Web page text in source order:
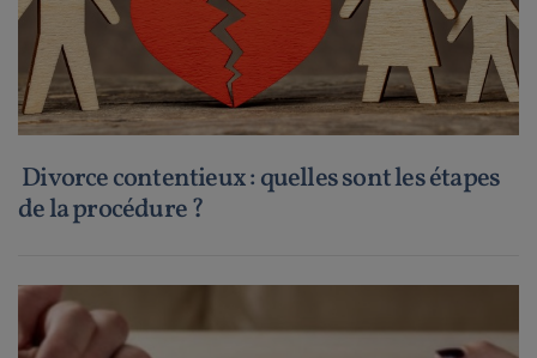
Divorce contentieux : quelles sont les étapes
de la procédure ?